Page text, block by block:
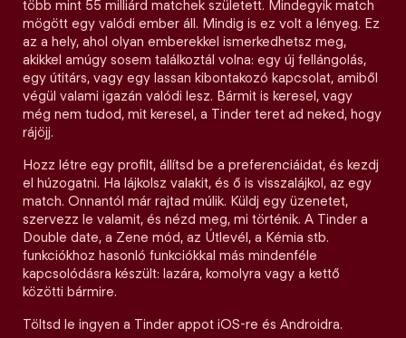
több mint 55 milliárd matchek született. Mindegyik match
mögött egy valódi ember áll. Mindig is ez volt a lényeg. Ez
az a hely, ahol olyan emberekkel ismerkedhetsz meg,
akikkel amúgy sosem találkoztál volna: egy új fellángolás,
egy útitárs, vagy egy lassan kibontakozó kapcsolat, amiből
végül valami igazán valódi lesz. Bármit is keresel, vagy
még nem tudod, mit keresel, a Tinder teret ad neked, hogy
rájöjj.
Hozz létre egy profilt, állítsd be a preferenciáidat, és kezdj
el húzogatni. Ha lájkolsz valakit, és ő is visszalájkol, az egy
match. Onnantól már rajtad múlik. Küldj egy üzenetet,
szervezz le valamit, és nézd meg, mi történik. A Tinder a
Double date, a Zene mód, az Útlevél, a Kémia stb.
funkciókhoz hasonló funkciókkal más mindenféle
kapcsolódásra készült: lazára, komolyra vagy a kettő
közötti bármire.
Töltsd le ingyen a Tinder appot iOS-re és Androidra.